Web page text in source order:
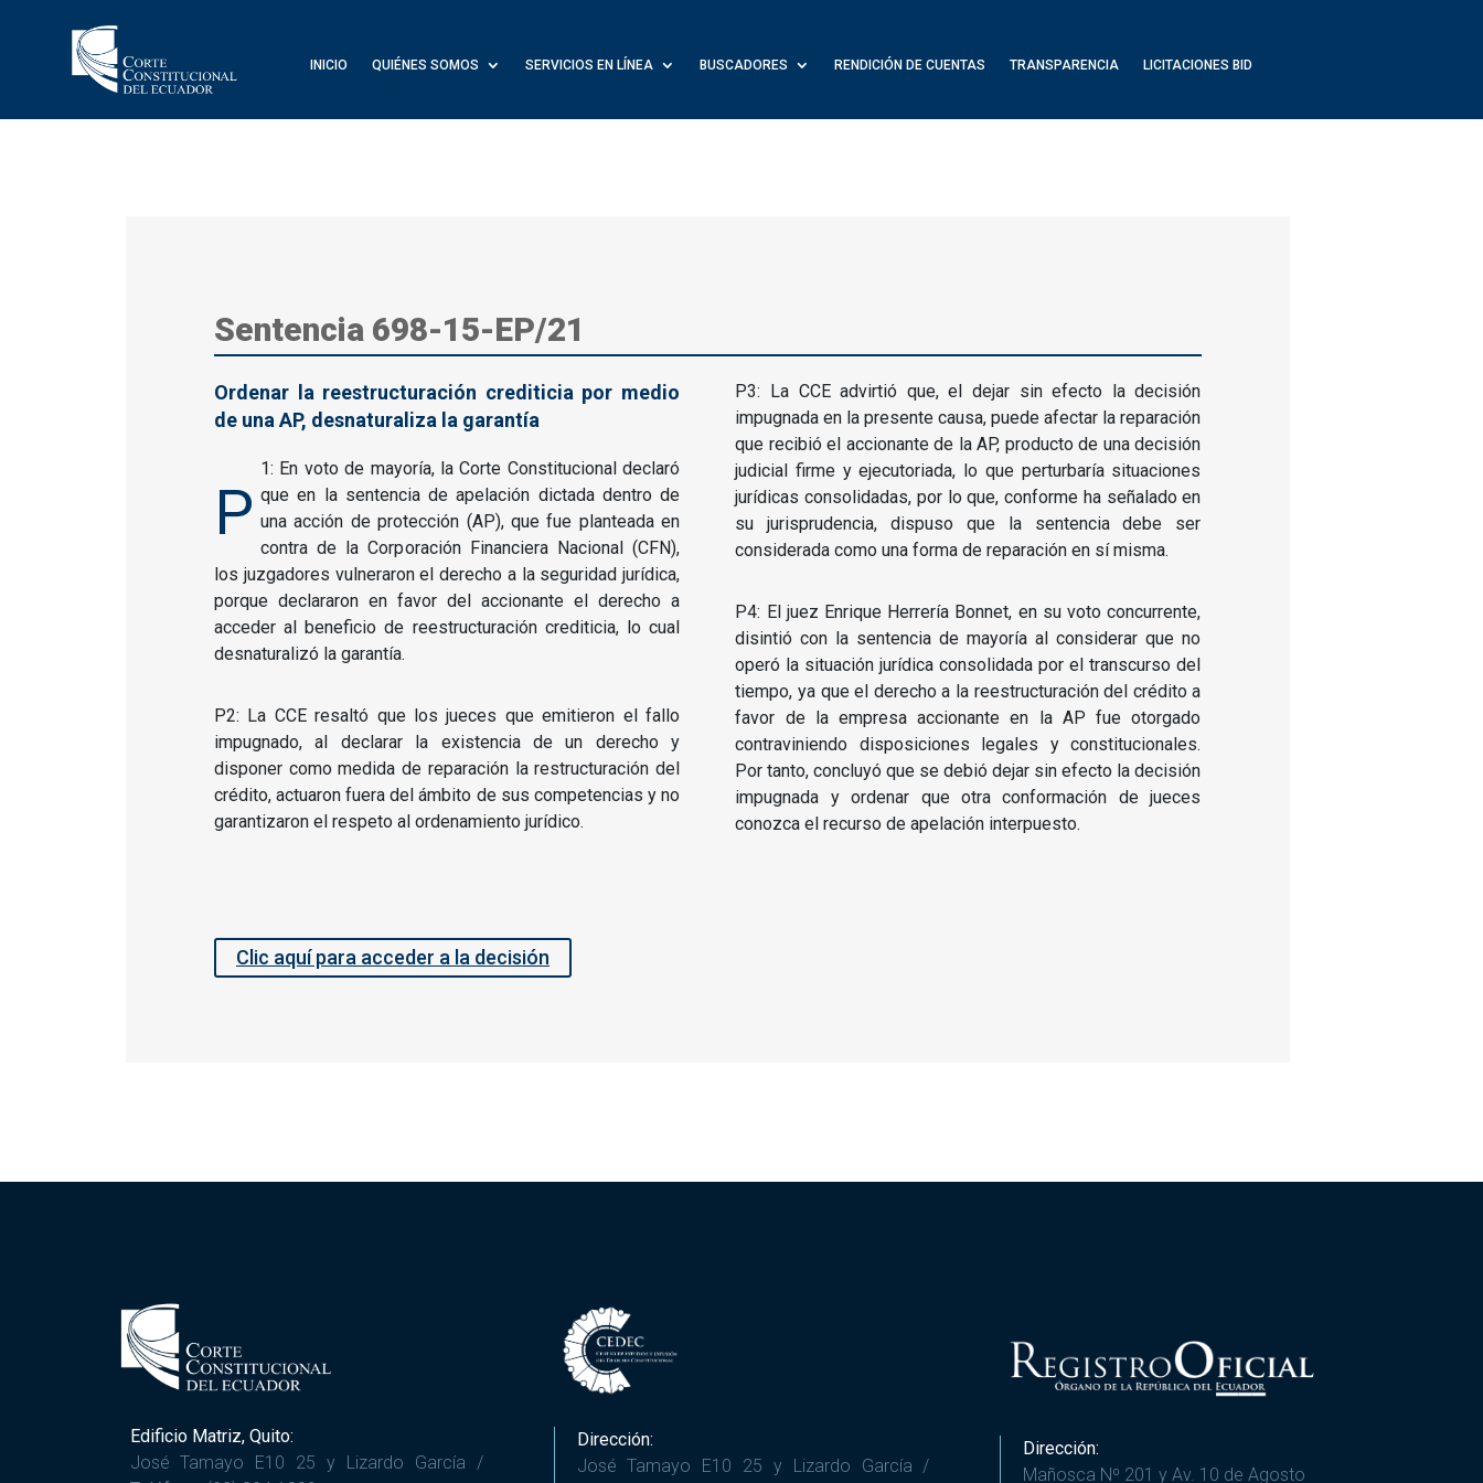
INICIO QUIÉNES SOMOS SERVICIOS EN LÍNEA BUSCADORES RENDICIÓN DE CUENTAS TRANSPARENCIA LICITACIONES BID
Sentencia 698-15-EP/21
Ordenar la reestructuración crediticia por medio
de una AP, desnaturaliza la garantía
P
1: En voto de mayoría, la Corte Constitucional declaró
que en la sentencia de apelación dictada dentro de
una acción de protección (AP), que fue planteada en
contra de la Corporación Financiera Nacional (CFN),
los juzgadores vulneraron el derecho a la seguridad jurídica,
porque declararon en favor del accionante el derecho a
acceder al beneficio de reestructuración crediticia, lo cual
desnaturalizó la garantía.
P2: La CCE resaltó que los jueces que emitieron el fallo
impugnado, al declarar la existencia de un derecho y
disponer como medida de reparación la restructuración del
crédito, actuaron fuera del ámbito de sus competencias y no
garantizaron el respeto al ordenamiento jurídico.
P3: La CCE advirtió que, el dejar sin efecto la decisión
impugnada en la presente causa, puede afectar la reparación
que recibió el accionante de la AP, producto de una decisión
judicial firme y ejecutoriada, lo que perturbaría situaciones
jurídicas consolidadas, por lo que, conforme ha señalado en
su jurisprudencia, dispuso que la sentencia debe ser
considerada como una forma de reparación en sí misma.
P4: El juez Enrique Herrería Bonnet, en su voto concurrente,
disintió con la sentencia de mayoría al considerar que no
operó la situación jurídica consolidada por el transcurso del
tiempo, ya que el derecho a la reestructuración del crédito a
favor de la empresa accionante en la AP fue otorgado
contraviniendo disposiciones legales y constitucionales.
Por tanto, concluyó que se debió dejar sin efecto la decisión
impugnada y ordenar que otra conformación de jueces
conozca el recurso de apelación interpuesto.
Clic aquí para acceder a la decisión
Edificio Matriz, Quito:
José Tamayo E10 25 y Lizardo García /
Dirección:
José Tamayo E10 25 y Lizardo García /
Dirección:
Mañosca Nº 201 y Av. 10 de Agosto